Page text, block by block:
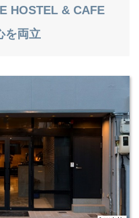
HOSTEL & CAFE
を両立